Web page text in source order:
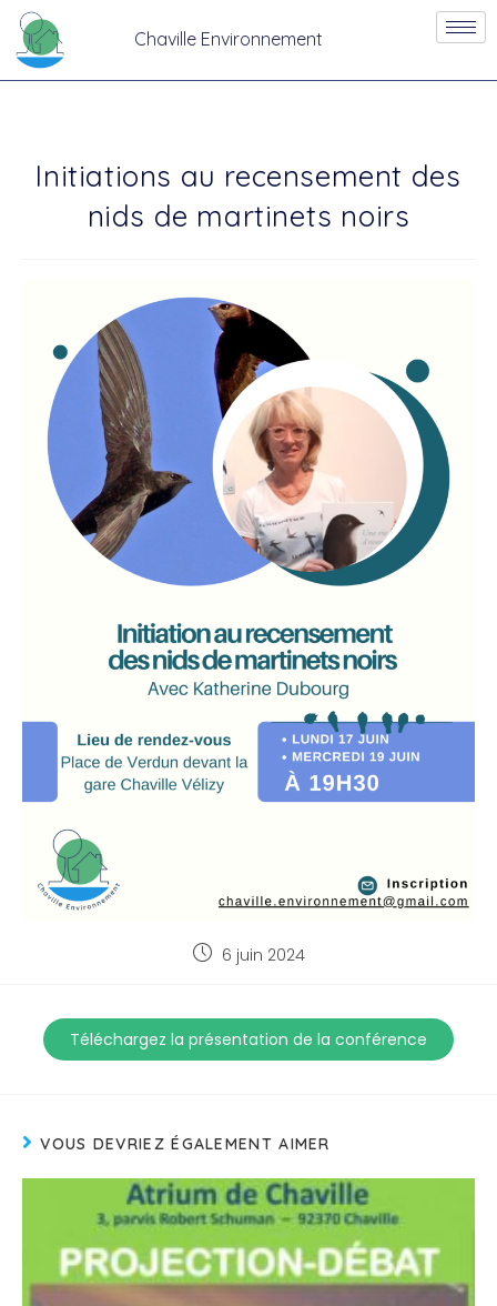
Chaville Environnement
Initiations au recensement des
nids de martinets noirs
6 juin 2024
Téléchargez la présentation de la conférence
VOUS DEVRIEZ ÉGALEMENT AIMER